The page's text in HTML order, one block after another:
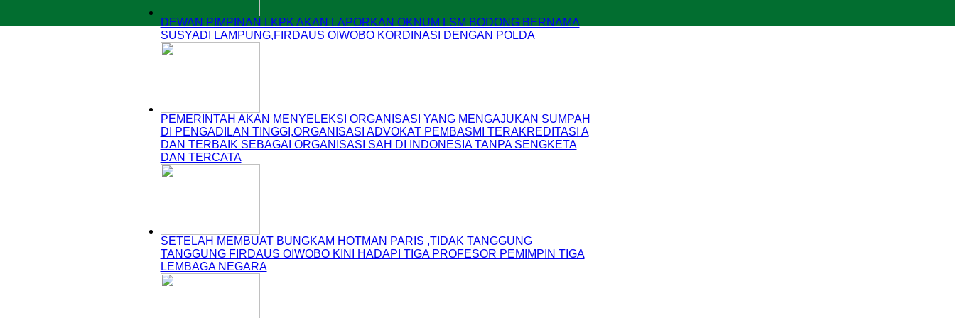
DEWAN PIMPINAN LKPK AKAN LAPORKAN OKNUM LSM BODONG BERNAMA
SUSYADI LAMPUNG,FIRDAUS OIWOBO KORDINASI DENGAN POLDA
PEMERINTAH AKAN MENYELEKSI ORGANISASI YANG MENGAJUKAN SUMPAH
DI PENGADILAN TINGGI,ORGANISASI ADVOKAT PEMBASMI TERAKREDITASI A
DAN TERBAIK SEBAGAI ORGANISASI SAH DI INDONESIA TANPA SENGKETA
DAN TERCATA
SETELAH MEMBUAT BUNGKAM HOTMAN PARIS ,TIDAK TANGGUNG
TANGGUNG FIRDAUS OIWOBO KINI HADAPI TIGA PROFESOR PEMIMPIN TIGA
LEMBAGA NEGARA